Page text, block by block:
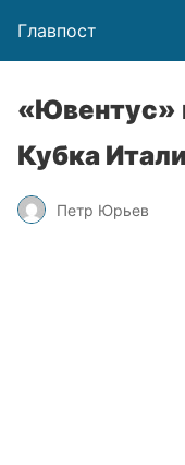
Главпост
«Ювентус»
Кубка
Петр Юрьев